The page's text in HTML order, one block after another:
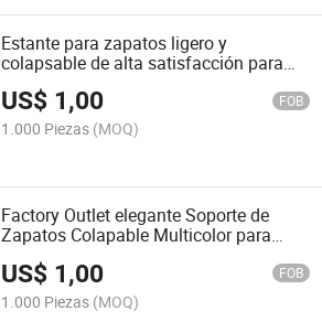
Estante para zapatos ligero y
colapsable de alta satisfacción para
interiores
US$ 1,00 FOB
1.000 Piezas (MOQ)
Factory Outlet elegante Soporte de
Zapatos Colapable Multicolor para
US$ 1,00 FOB
1.000 Piezas (MOQ)